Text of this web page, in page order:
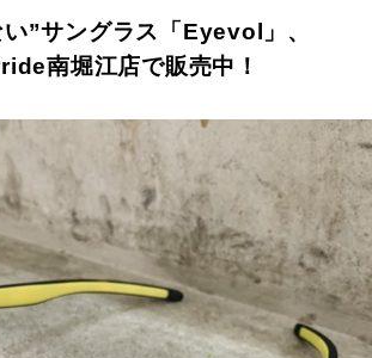
”サングラス「Eyevol」、
南堀江店で販売中！